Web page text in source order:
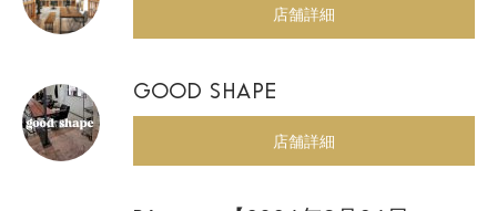
店舗詳細
GOOD SHAPE
店舗詳細